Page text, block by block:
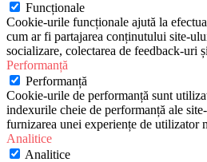
Funcționale
Cookie-urile funcționale ajută la
cum ar fi partajarea conținutului site-
socializare, colectarea de feedback-uri
Performanță
Performanță
Cookie-urile de performanță sunt
indexurile cheie de performanță ale
furnizarea unei experiențe de utilizator
Analitice
Analitice